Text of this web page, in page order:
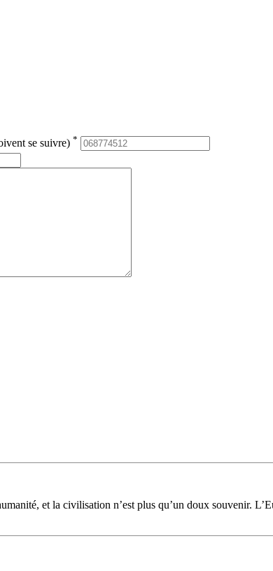
se suivre) *
et la civilisation n’est plus qu’un doux souvenir.